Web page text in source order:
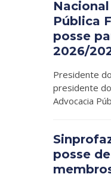
Pública
posse
2026/
Presidente
presidente
Advocacia
posse